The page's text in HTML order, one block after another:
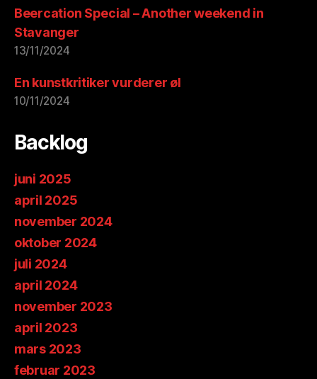
Beercation Special – Another weekend in
Stavanger
13/11/2024
En kunstkritiker vurderer øl
10/11/2024
Backlog
juni 2025
april 2025
november 2024
oktober 2024
juli 2024
april 2024
november 2023
april 2023
mars 2023
februar 2023